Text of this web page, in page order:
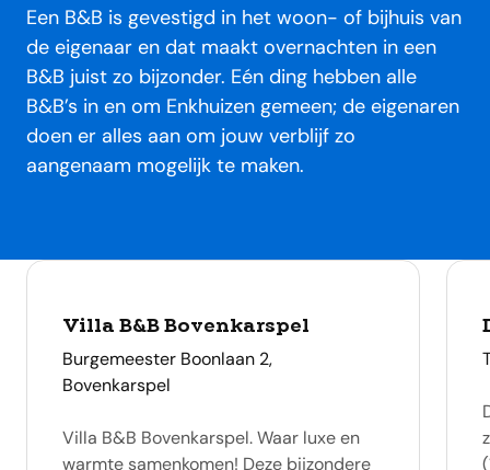
Een B&B is gevestigd in het woon- of bijhuis van
de eigenaar en dat maakt overnachten in een
B&B juist zo bijzonder. Eén ding hebben alle
B&B’s in en om Enkhuizen gemeen; de eigenaren
doen er alles aan om jouw verblijf zo
aangenaam mogelijk te maken.
Villa B&B Bovenkarspel
adres
Burgemeester Boonlaan 2,
Bovenkarspel
Villa B&B Bovenkarspel. Waar luxe en
warmte samenkomen! Deze bijzondere